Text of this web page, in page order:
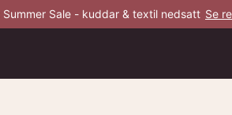
Summer Sale - kuddar & textil nedsatt Se